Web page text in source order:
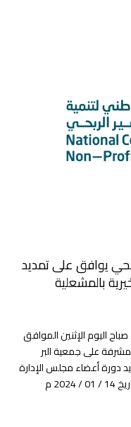
يوافق على تمديد
بالمشعلية
اليوم الإثنين الموافق
على جمعية البر
دورة أعضاء مجلس الإدارة
الحالي للجمعية ولمدة 6 أشهر قادمة حتى تاريخ 14 / 01 / 2024 م